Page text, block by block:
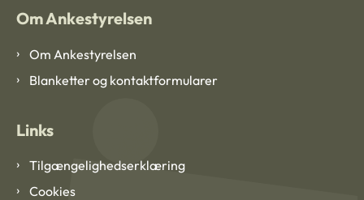
Om Ankestyrelsen
Om Ankestyrelsen
Blanketter og kontaktformularer
Links
Tilgængelighedserklæring
Cookies